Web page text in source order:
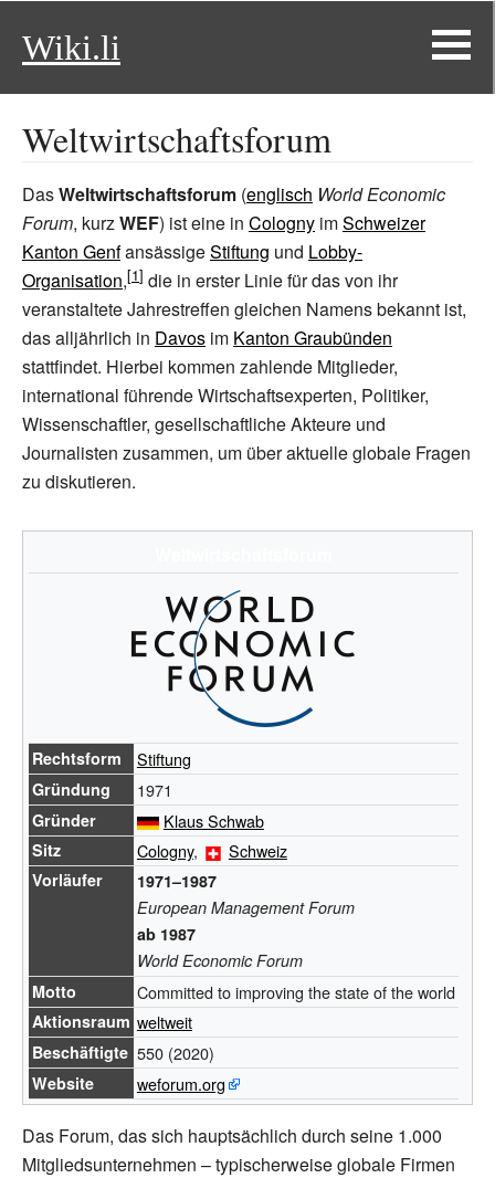
Wiki.li
Weltwirtschaftsforum
DasWeltwirtschaftsforum (englisch World Economic
Forum, kurzWEF) ist eine in Cologny imSchweizer
Kanton GenfansässigeStiftung und Lobby-
Organisation,
die in erster Linie für das von ihr
veranstaltete Jahrestreffen gleichen Namens bekannt ist,
das alljährlich in Davos im Kanton Graubünden
stattfindet. Hierbei kommen zahlende Mitglieder,
international führende Wirtschaftsexperten, Politiker,
Wissenschaftler, gesellschaftliche Akteure und
Journalisten zusammen, um über aktuelle globale Fragen
zu diskutieren.
Rechtsform Stiftung
Gründung 1971
Gründer Klaus Schwab
Sitz Cologny, Schweiz
Vorläufer
1971–1987
European Management Forum
ab 1987
World Economic Forum
Motto
Committed to improving the state of the world
Aktionsraum weltweit
Beschäftigte 550 (2020)
Website weforum.org
Das Forum, das sich hauptsächlich durch seine 1.000
Mitgliedsunternehmen – typischerweise globale Firmen